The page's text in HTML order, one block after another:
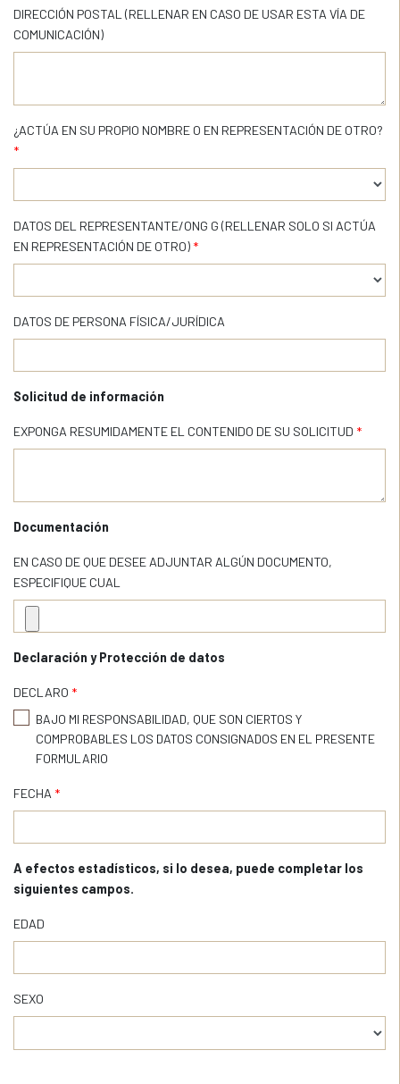
DIRECCIÓN POSTAL (RELLENAR EN CASO DE USAR ESTA VÍA DE
COMUNICACIÓN)
¿ACTÚA EN SU PROPIO NOMBRE O EN REPRESENTACIÓN DE OTRO?
*
DATOS DEL REPRESENTANTE/ONG G (RELLENAR SOLO SI ACTÚA
EN REPRESENTACIÓN DE OTRO) *
DATOS DE PERSONA FÍSICA/JURÍDICA
Solicitud de información
EXPONGA RESUMIDAMENTE EL CONTENIDO DE SU SOLICITUD *
Documentación
EN CASO DE QUE DESEE ADJUNTAR ALGÚN DOCUMENTO,
ESPECIFIQUE CUAL
Declaración y Protección de datos
DECLARO *
BAJO MI RESPONSABILIDAD, QUE SON CIERTOS Y
COMPROBABLES LOS DATOS CONSIGNADOS EN EL PRESENTE
FORMULARIO
FECHA *
A efectos estadísticos, si lo desea, puede completar los
siguientes campos.
EDAD
SEXO